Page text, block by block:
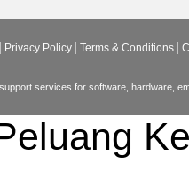
Privacy Policy Terms & Conditions
services for software, hardware,